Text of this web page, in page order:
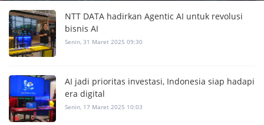
NTT DATA hadirkan Agentic AI untuk revolusi
bisnis AI
Senin, 31 Maret 2025 09:30
AI jadi prioritas investasi, Indonesia siap hadapi
era digital
Senin, 17 Maret 2025 10:03